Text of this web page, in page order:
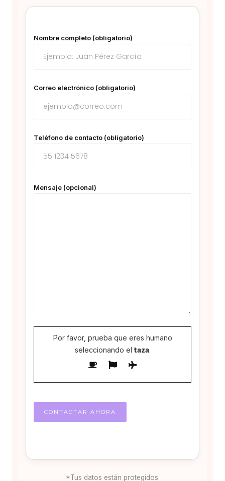
Nombre completo (obligatorio)
Correo electrónico (obligatorio)
Teléfono de contacto (obligatorio)
Mensaje (opcional)
Por favor, prueba que eres humano
seleccionando el taza.
*Tus datos están protegidos.